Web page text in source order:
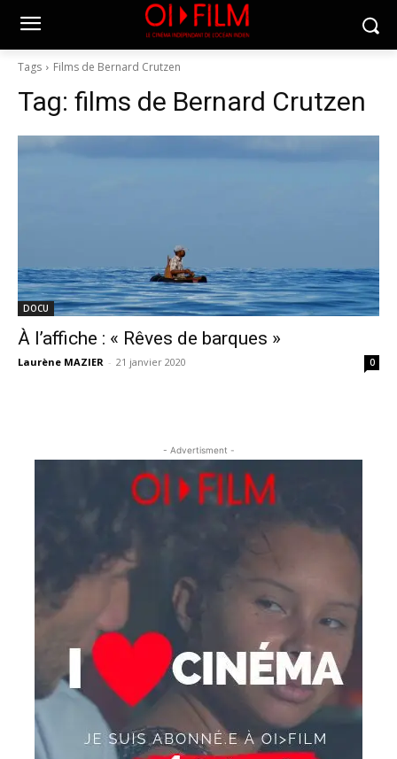
Tags Films de Bernard Crutzen
Tag: films de Bernard Crutzen
DOCU
À l’affiche : « Rêves de barques »
Laurène MAZIER - 21 janvier 2020 0
- Advertisment -